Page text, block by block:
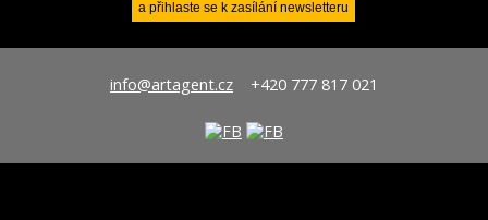
info@artagent.cz+420 777 817 021